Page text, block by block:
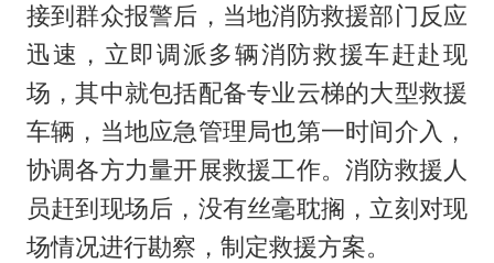
接到群众报警后，当地消防救援部门反应
迅速，立即调派多辆消防救援车赶赴现
场，其中就包括配备专业云梯的大型救援
车辆，当地应急管理局也第一时间介入，
协调各方力量开展救援工作。消防救援人
员赶到现场后，没有丝毫耽搁，立刻对现
场情况进行勘察，制定救援方案。